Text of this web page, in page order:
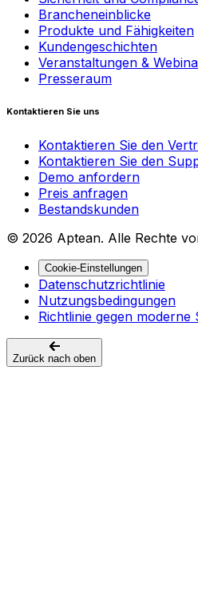
Brancheneinblicke
Produkte und Fähigkeiten
Kundengeschichten
Veranstaltungen &
Presseraum
Kontaktieren Sie uns
Kontaktieren Sie den
Kontaktieren Sie den
Demo anfordern
Preis anfragen
Bestandskunden
© 2026 Aptean. Alle Rechte
Cookie-Einstellungen
Datenschutzrichtlinie
Nutzungsbedingungen
Richtlinie gegen moderne
Zurück nach oben